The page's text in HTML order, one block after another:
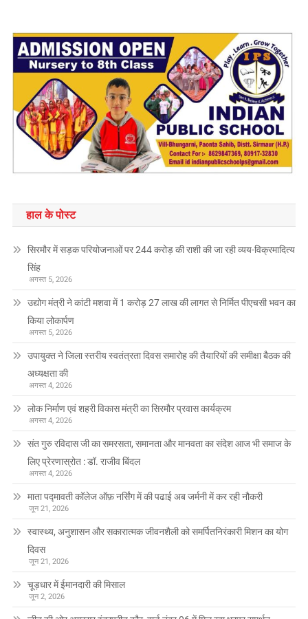
हाल के पोस्ट
सिरमौर में सड़क परियोजनाओं पर 244 करोड़ की राशी की जा रही व्यय-विक्रमादित्य
सिंह
अगस्त 5, 2026
उद्योग मंत्री ने कांटी मशवा में 1 करोड़ 27 लाख की लागत से निर्मित पीएचसी भवन का
किया लोकार्पण
अगस्त 5, 2026
उपायुक्त ने जिला स्तरीय स्वतंत्रता दिवस समारोह की तैयारियों की समीक्षा बैठक की
अध्यक्षता की
अगस्त 4, 2026
लोक निर्माण एवं शहरी विकास मंत्री का सिरमौर प्रवास कार्यक्रम
अगस्त 4, 2026
संत गुरु रविदास जी का समरसता, समानता और मानवता का संदेश आज भी समाज के
लिए प्रेरणास्रोत : डॉ. राजीव बिंदल
अगस्त 4, 2026
माता पद्मावती कॉलेज ऑफ़ नर्सिंग में की पढाई अब जर्मनी में कर रही नौकरी
जून 21, 2026
स्वास्थ्य, अनुशासन और सकारात्मक जीवनशैली को समर्पितनिरंकारी मिशन का योग
दिवस
जून 21, 2026
चूड़धार में ईमानदारी की मिसाल
जून 2, 2026